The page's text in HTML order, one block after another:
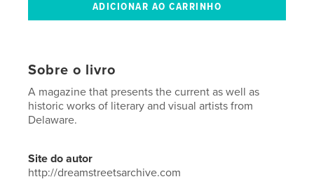
Sobre o livro
A magazine that presents the current as well as
historic works of literary and visual artists from
Delaware.
Site do autor
http://dreamstreetsarchive.com